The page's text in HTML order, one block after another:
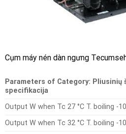
Cụm máy nén dàn ngưng
Parameters of Category: Pliusinių
specifikacija
Output W when Tc 27 °C T. boiling -
Output W when Tc 32 °C T. boiling -